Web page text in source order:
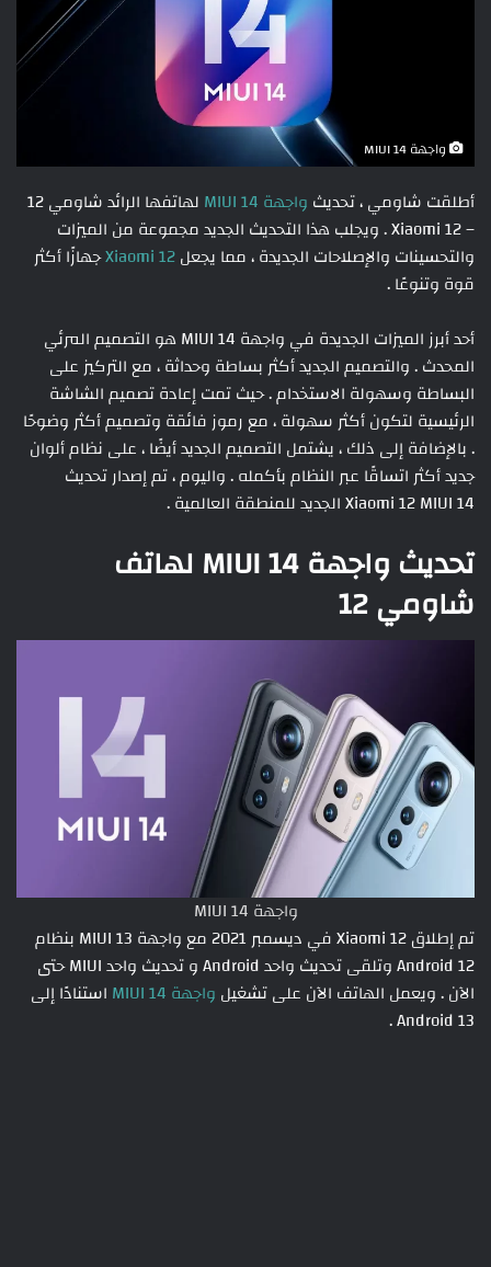
واجهة MIUI 14
أطلقت شاومي ، تحديث واجهة MIUI 14
لهاتفها الرائد شاومي 12
– Xiaomi 12 . ويجلب هذا التحديث الجديد مجموعة من الميزات
والتحسينات والإصلاحات الجديدة ، مما يجعلXiaomi 12جهازًا أكثر
قوة وتنوعًا .
أحد أبرز الميزات الجديدة في واجهة MIUI 14 هو التصميم المرئي
المحدث . والتصميم الجديد أكثر بساطة وحداثة ، مع التركيز على
البساطة وسهولة الاستخدام . حيث تمت إعادة تصميم الشاشة
الرئيسية لتكون أكثر سهولة ، مع رموز فائقة وتصميم أكثر وضوحًا
. بالإضافة إلى ذلك ، يشتمل التصميم الجديد أيضًا ، على نظام ألوان
جديد أكثر اتساقًا عبر النظام بأكمله . واليوم ، تم إصدار تحديث
Xiaomi 12 MIUI 14 الجديد للمنطقة العالمية .
تحديث واجهة MIUI 14 لهاتف
شاومي 12
واجهة MIUI 14
تم إطلاق Xiaomi 12 في ديسمبر 2021 مع واجهة MIUI 13 بنظام
Android 12 وتلقى تحديث واحد Android و تحديث واحد MIUI حتى
الآن . ويعمل الهاتف الآن على تشغيل واجهة MIUI 14
استنادًا إلى
Android 13 .